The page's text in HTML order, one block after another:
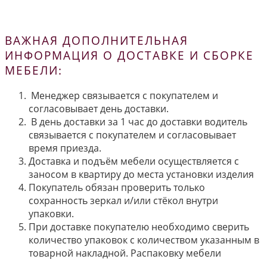
ВАЖНАЯ ДОПОЛНИТЕЛЬНАЯ
ИНФОРМАЦИЯ О ДОСТАВКЕ И СБОРКЕ
МЕБЕЛИ:
Менеджер связывается с покупателем и
согласовывает день доставки.
В день доставки за 1 час до доставки водитель
связывается с покупателем и согласовывает
время приезда.
Доставка и подъём мебели осуществляется с
заносом в квартиру до места установки изделия
Покупатель обязан проверить только
сохранность зеркал и/или стёкол внутри
упаковки.
При доставке покупателю необходимо сверить
количество упаковок с количеством указанным в
товарной накладной. Распаковку мебели